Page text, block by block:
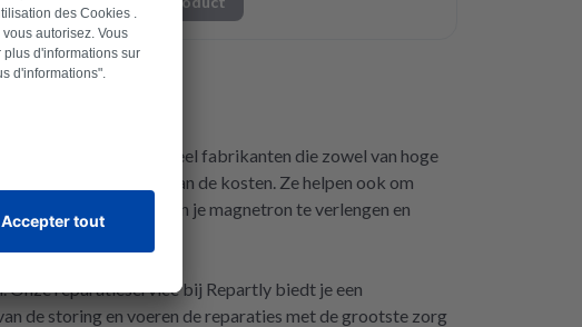
elektronica van veel fabrikanten die zowel van hoge
tegen een fractie van de kosten. Ze helpen ook om
om de levensduur van je magnetron te verlengen en
Onze reparatieservice bij Repartly biedt je een
de storing en voeren de reparaties met de grootste zorg